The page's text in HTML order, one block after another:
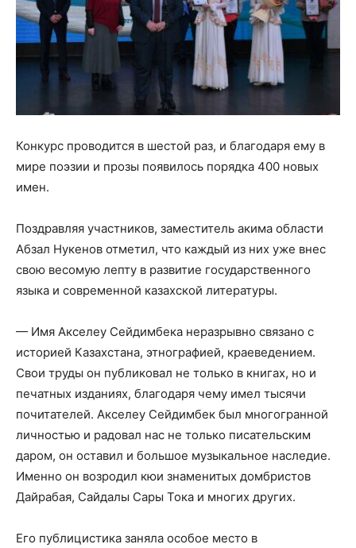
Конкурс проводится в шестой раз, и благодаря ему в
мире поэзии и прозы появилось порядка 400 новых
имен.
Поздравляя участников, заместитель акима области
Абзал Нукенов отметил, что каждый из них уже внес
свою весомую лепту в развитие государственного
языка и современной казахской литературы.
— Имя Акселеу Сейдимбека неразрывно связано с
историей Казахстана, этнографией, краеведением.
Свои труды он публиковал не только в книгах, но и
печатных изданиях, благодаря чему имел тысячи
почитателей. Акселеу Сейдимбек был многогранной
личностью и радовал нас не только писательским
даром, он оставил и большое музыкальное наследие.
Именно он возродил кюи знаменитых домбристов
Дайрабая, Сайдалы Сары Тока и многих других.
Его публицистика заняла особое место в